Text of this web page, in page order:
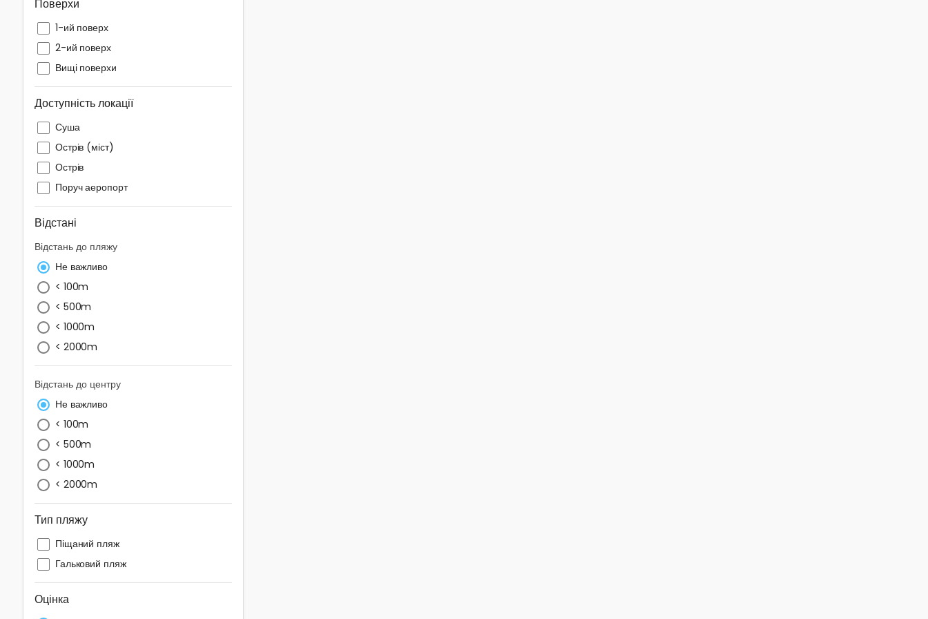
Поверхи
1-ий поверх
2-ий поверх
Вищі поверхи
Доступність локації
Суша
Острів (міст)
Острів
Поруч аеропорт
Відстані
Відстань до пляжу
Не важливо
< 100m
< 500m
< 1000m
< 2000m
Відстань до центру
Не важливо
< 100m
< 500m
< 1000m
< 2000m
Тип пляжу
Піщаний пляж
Гальковий пляж
Оцінка